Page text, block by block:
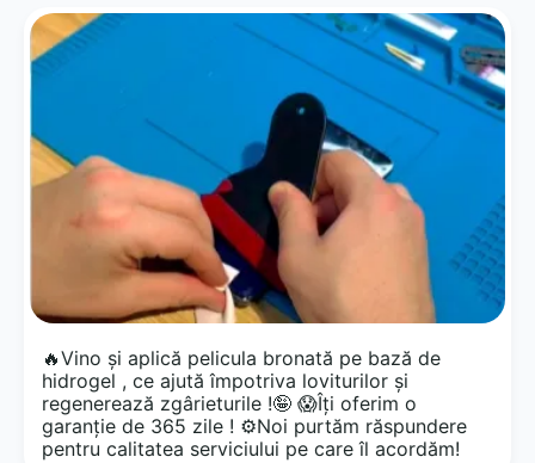
🔥Vino și aplică pelicula bronată pe bază de
hidrogel , ce ajută împotriva loviturilor și
regenerează zgârieturile !🤪 😱Îți oferim o
garanție de 365 zile ! ⚙️Noi purtăm răspundere
pentru calitatea serviciului pe care îl acordăm!